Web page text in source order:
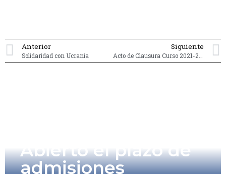
Anterior
Solidaridad con Ucrania
Siguiente
Acto de Clausura Curso 2021-2022
Abierto el plazo de
admisiones